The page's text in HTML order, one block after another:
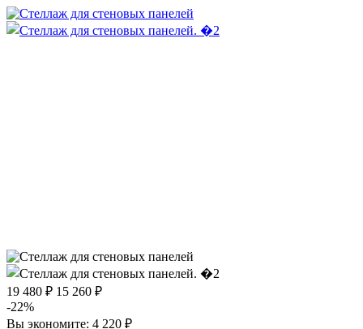
19 480 ₽ 15 260 ₽
-22%
Вы экономите: 4 220 ₽